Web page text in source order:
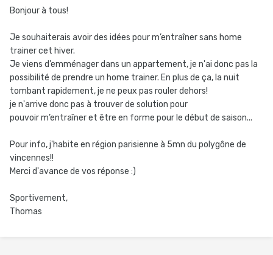
Bonjour à tous!
Je souhaiterais avoir des idées pour m’entraîner sans home
trainer cet hiver.
Je viens d’emménager dans un appartement, je n'ai donc pas la
possibilité de prendre un home trainer. En plus de ça, la nuit
tombant rapidement, je ne peux pas rouler dehors!
je n'arrive donc pas à trouver de solution pour
pouvoir m’entraîner et être en forme pour le début de saison...
Pour info, j'habite en région parisienne à 5mn du polygône de
vincennes!!
Merci d'avance de vos réponse :)
Sportivement,
Thomas